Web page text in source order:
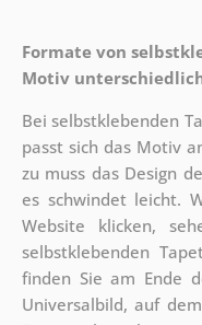
Formate von
Motiv
Bei selbstklebenden
passt sich das Motiv
zu muss das Design
es schwindet leicht.
Website klicken,
selbstklebenden
finden Sie am Ende
Universalbild, auf